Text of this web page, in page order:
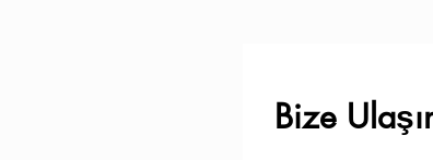
Bize